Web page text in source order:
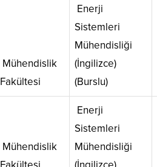
Mühendislik
Fakültesi
Enerji
Sistemleri
Mühendisliği
(İngilizce)
(Burslu)
Mühendislik
Enerji
Sistemleri
Mühendisliği